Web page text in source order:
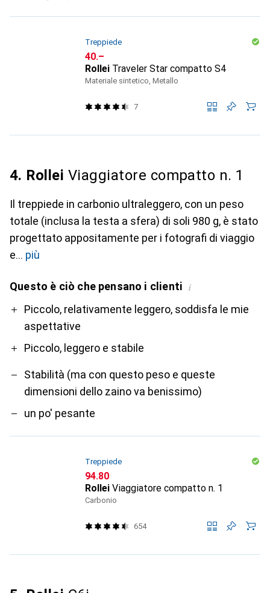
Treppiede
CHF
40.–
Rollei Traveler Star compatto S4
Materiale sintetico, Metallo
7
4. Rollei Viaggiatore compatto n. 1
Il treppiede in carbonio ultraleggero, con un peso
totale (inclusa la testa a sfera) di soli 980 g, è stato
progettato appositamente per i fotografi di viaggio
e
più
Questo è ciò che pensano i clienti i
ProPiccolo, relativamente leggero, soddisfa le mie
aspettative
Piccolo, leggero e stabile
Contro
Stabilità (ma con questo peso e queste
dimensioni dello zaino va benissimo)
un po' pesante
Treppiede
CHF
94.80
Rollei Viaggiatore compatto n. 1
Carbonio
654